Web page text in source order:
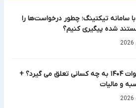
سامانه تیکتینگ؛ چطور درخواست‌ها را
شده پیگیری کنیم؟
عیدی و سنوات ۱۴۰۴ به چه کسانی تعلق می گیرد؟ +
و مالیات